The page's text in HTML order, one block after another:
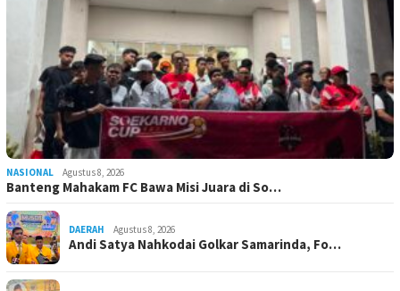
NASIONAL Agustus 8, 2026
Banteng Mahakam FC Bawa Misi Juara di So…
DAERAH Agustus 8, 2026
Andi Satya Nahkodai Golkar Samarinda, Fo…